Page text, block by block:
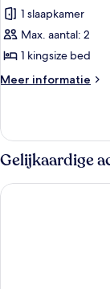
Kamer
laden
1 slaapkamer
Max. aantal: 2
1 kingsize bed
Meer informatie
Meer
Gelijkaardige
Luxor Hotel and